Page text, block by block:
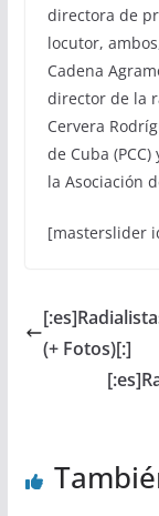
directora de
locutor,
Cadena
director de la
Cervera
de Cuba
la Asociación
[masterslider
(+ Fotos)[:]